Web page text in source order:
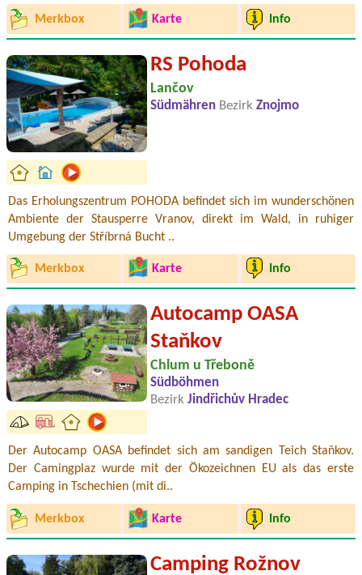
Merkbox Karte Info
RS Pohoda
Lančov
Südmähren Bezirk Znojmo
Das Erholungszentrum POHODA befindet sich im wunderschönen
Ambiente der Stausperre Vranov, direkt im Wald, in ruhiger
Umgebung der Stříbrná Bucht ..
Merkbox Karte Info
Autocamp OASA
Staňkov
Chlum u Třeboně
Südböhmen
Bezirk Jindřichův Hradec
Der Autocamp OASA befindet sich am sandigen Teich Staňkov.
Der Camingplaz wurde mit der Ökozeichnen EU als das erste
Camping in Tschechien (mit di..
Merkbox Karte Info
Camping Rožnov